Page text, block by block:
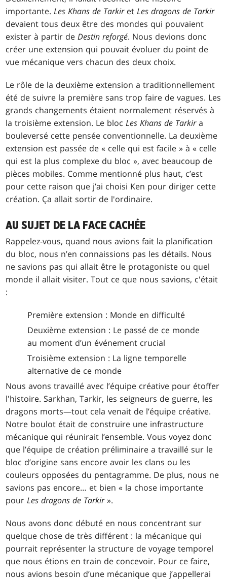
importante.Les Khans de TarkiretLes dragons de Tarkir
devaient tous deux être des mondes qui pouvaient
exister à partir deDestin reforgé. Nous devions donc
créer une extension qui pouvait évoluer du point de
vue mécanique vers chacun des deux choix.
Le rôle de la deuxième extension a traditionnellement
été de suivre la première sans trop faire de vagues. Les
grands changements étaient normalement réservés à
la troisième extension. Le blocLes Khans de Tarkira
bouleversé cette pensée conventionnelle. La deuxième
extension est passée de « celle qui est facile » à « celle
qui est la plus complexe du bloc », avec beaucoup de
pièces mobiles. Comme mentionné plus haut, c’est
pour cette raison que j’ai choisi Ken pour diriger cette
création. Ça allait sortir de l'ordinaire.
AU SUJET DE LA FACE CACHÉE
Rappelez-vous, quand nous avions fait la planification
du bloc, nous n’en connaissions pas les détails. Nous
ne savions pas qui allait être le protagoniste ou quel
monde il allait visiter. Tout ce que nous savions, c'était
:
Première extension : Monde en difficulté
Deuxième extension : Le passé de ce monde
au moment d’un événement crucial
Troisième extension : La ligne temporelle
alternative de ce monde
Nous avons travaillé avec l’équipe créative pour étoffer
l'histoire. Sarkhan, Tarkir, les seigneurs de guerre, les
dragons morts—tout cela venait de l’équipe créative.
Notre boulot était de construire une infrastructure
mécanique qui réunirait l’ensemble. Vous voyez donc
que l’équipe de création préliminaire a travaillé sur le
bloc d’origine sans encore avoir les clans ou les
couleurs opposées du pentagramme. De plus, nous ne
savions pas encore… et bien « la chose importante
pourLes dragons de Tarkir».
Nous avons donc débuté en nous concentrant sur
quelque chose de très différent : la mécanique qui
pourrait représenter la structure de voyage temporel
que nous étions en train de concevoir. Pour ce faire,
nous avions besoin d’une mécanique que j’appellerai